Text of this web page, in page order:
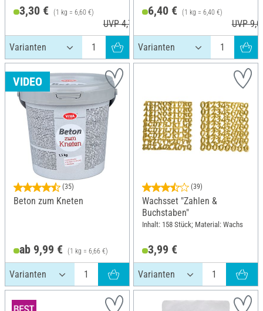
3,30 € (1 kg = 6,60 €)
UVP 4,75 €
6,40 € (1 kg = 6,40 €)
UVP
VIDEO
(35)
Beton zum Kneten
ab 9,99 € (1 kg = 6,66 €)
(39)
Wachsset "Zahlen &
Buchstaben"
Inhalt: 158 Stück; Material: Wachs
3,99 €